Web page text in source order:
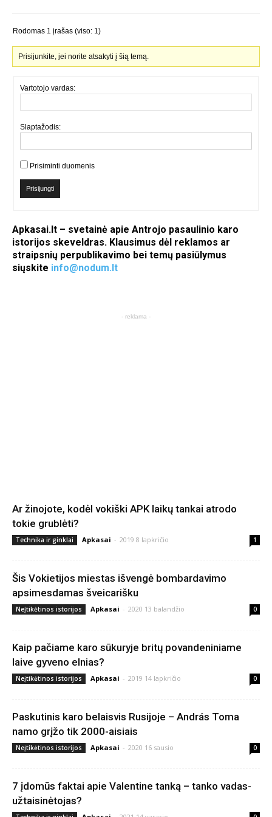
Rodomas 1 įrašas (viso: 1)
Prisijunkite, jei norite atsakyti į šią temą.
Vartotojo vardas:
Slaptažodis:
Prisiminti duomenis
Prisijungti
Apkasai.lt – svetainė apie Antrojo pasaulinio karo
istorijos skeveldras. Klausimus dėl reklamos ar
straipsnių perpublikavimo bei temų pasiūlymus
siųskite info@nodum.lt
- reklama -
Ar žinojote, kodėl vokiški APK laikų tankai atrodo
tokie grublėti?
Technika ir ginklai Apkasai - 2019 8 lapkričio 1
Šis Vokietijos miestas išvengė bombardavimo
apsimesdamas šveicarišku
Neįtikėtinos istorijos Apkasai - 2020 13 balandžio 0
Kaip pačiame karo sūkuryje britų povandeniniame
laive gyveno elnias?
Neįtikėtinos istorijos Apkasai - 2019 14 lapkričio 0
Paskutinis karo belaisvis Rusijoje – András Toma
namo grįžo tik 2000-aisiais
Neįtikėtinos istorijos Apkasai - 2020 16 sausio 0
7 įdomūs faktai apie Valentine tanką – tanko vadas-
užtaisinėtojas?